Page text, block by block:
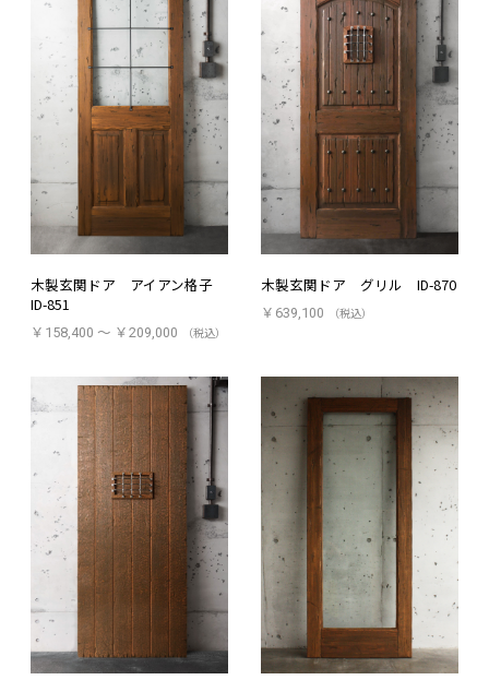
木製玄関ドア アイアン格子
ID-851
￥158,400 ～ ￥209,000 （税込）
木製玄関ドア グリル ID-870
￥639,100 （税込）